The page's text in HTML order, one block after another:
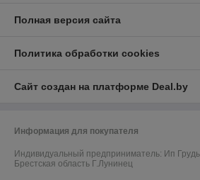
Полная версия сайта
Политика обработки cookies
Сайт создан на платформе Deal.by
Информация для покупателя
Индивидуальный предприниматель: Ип
Брестская область Г.Лунинец